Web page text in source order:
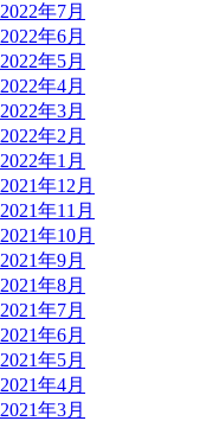
2022年7月
2022年6月
2022年5月
2022年4月
2022年3月
2022年2月
2022年1月
2021年12月
2021年11月
2021年10月
2021年9月
2021年8月
2021年7月
2021年6月
2021年5月
2021年4月
2021年3月